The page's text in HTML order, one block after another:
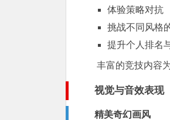
体验策略对抗
挑战不同风格
提升个人排名
丰富的竞技内容
视觉与音效表现
精美奇幻画风